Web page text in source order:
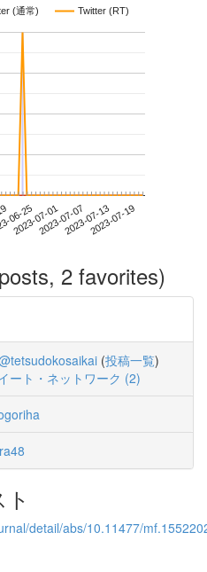
(通常) Twitter (RT)
06-25
2023-07-012023-07-072023-07-132023-07-19
2 favorites)
(投稿一覧)
ート・ネットワーク (2)
detail/abs/10.11477/